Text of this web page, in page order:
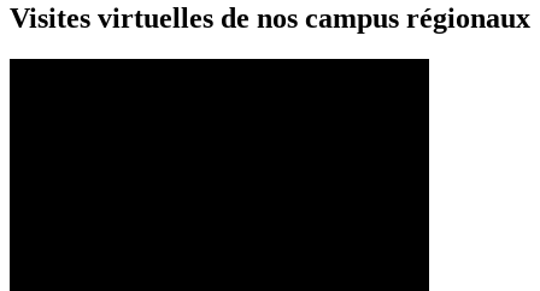
Visites virtuelles de nos campus régionaux